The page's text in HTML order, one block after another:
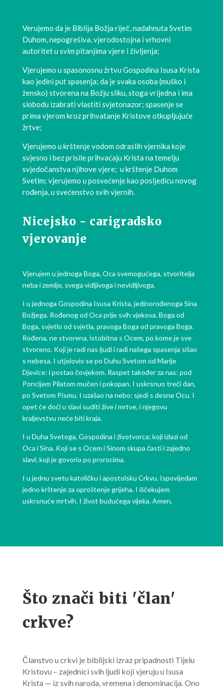
Verujemo da je Biblija Božja riječ, nadahnuta Svetim
Duhom, nepogrešiva, vjerodostojna i vrhovni
autoritet u svim pitanjima vjere i življenja;
Vjerujemo u spasonosnu žrtvu Gospodina Isusa Krista
kao jedini put spasenja; da je svaka osoba (muško i
žensko) stvorena na Božju sliku, stoga vrijedna i ima
slobodu izabrati vlastiti svjetonazor; spasenje se
prima vjerom kroz prihvatanje Kristove otkupljujuće
žrtve;
Vjerujemo u krštenje vodom odraslih vjernika koje
svjesno i bez prisile prihvaćaju Krista na temelju
svjedočanstva njihove vjere; u krštenje Duhom
Svetim; vjerujemo u posvećenje kao posljedicu novog
rođenja, u svećenstvo svih vjernih.
Nicejsko - carigradsko
vjerovanje
Vjerujem u jednoga Boga, Oca svemogućega, stvoritelja
neba i zemlje, svega vidljivoga i nevidljivoga.
I u jednoga Gospodina Isusa Krista, jedinorođenoga Sina
Božjega. Rođenog od Oca prije svih vjekova. Boga od
Boga, svjetlo od svjetla, pravoga Boga od pravoga Boga.
Rođena, ne stvorena, istobitna s Ocem, po kome je sve
stvoreno. Koji je radi nas ljudi i radi našega spasenja sišao
s nebesa. I utjelovio se po Duhu Svetom od Marije
Djevice: i postao čovjekom. Raspet također za nas: pod
Poncijem Pilatom mučen i pokopan. I uskrsnuo treći dan,
po Svetom Pismu. I uzašao na nebo: sjedi s desne Ocu. I
opet će doći u slavi suditi žive i mrtve, i njegovu
kraljevstvu neće biti kraja.
I u Duha Svetoga, Gospodina i životvorca; koji izlazi od
Oca i Sina. Koji se s Ocem i Sinom skupa časti i zajedno
slavi; koji je govorio po prorocima.
I u jednu svetu katoličku i apostolsku Crkvu. Ispovijedam
jedno krštenje za oproštenje grijeha. I iščekujem
uskrsnuće mrtvih. I život budućega vijeka. Amen.
Što znači biti 'član'
crkve?
Članstvo u crkvi je biblijski izraz pripadnosti Tijelu
Kristovu – zajednici svih ljudi koji vjeruju u Isusa
Krista — iz svih naroda, vremena i denominacija. Ono